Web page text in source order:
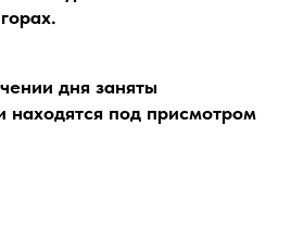
дня заняты
находятся под присмотром